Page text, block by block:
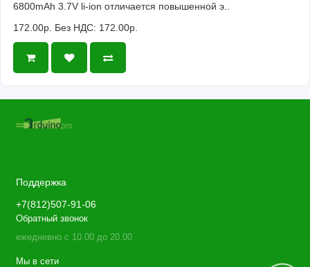
6800mAh 3.7V li-ion отличается повышенной э..
172.00р. Без НДС: 172.00р.
Поддержка
+7(812)507-91-06
Обратный звонок
ежедневно с 10.00 до 20.00
Мы в сети